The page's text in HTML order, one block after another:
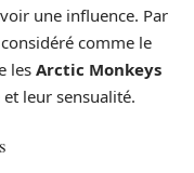
une influence. Par
comme le
les Arctic Monkeys
leur sensualité.